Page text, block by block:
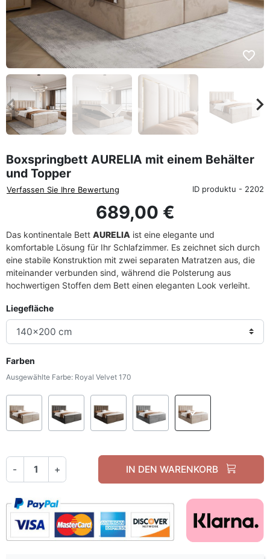
favorite_border
Zurück
Boxspringbett AURELIA mit einem Behälter
und Topper
Verfassen Sie Ihre Bewertung ID produktu - 2202
689,00 €
Das kontinentale Bett AURELIA ist eine elegante und
komfortable Lösung für Ihr Schlafzimmer. Es zeichnet sich durch
eine stabile Konstruktion mit zwei separaten Matratzen aus, die
miteinander verbunden sind, während die Polsterung aus
hochwertigen Stoffen dem Bett einen eleganten Look verleiht.
Liegefläche
Farben
Ausgewählte Farbe: Royal Velvet 170
Royal Velvet 196Royal Velvet 250Royal Velvet
- + IN DEN WARENKORB